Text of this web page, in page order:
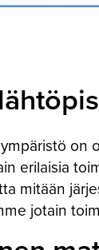
on
erilaisia
mitään
jotain